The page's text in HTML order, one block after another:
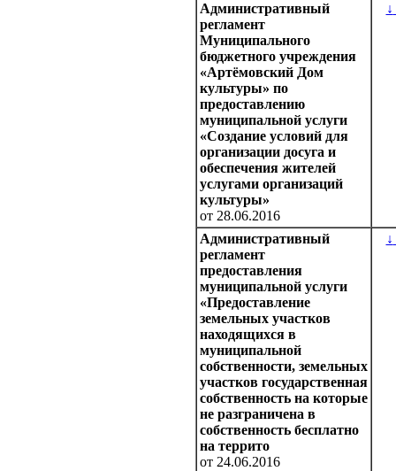
Административный
регламент
Муниципального
бюджетного учреждения
«Артёмовский Дом
культуры» по
предоставлению
муниципальной услуги
«Создание условий для
организации досуга и
обеспечения жителей
услугами организаций
культуры»
от 28.06.2016
↓
Административный
регламент
предоставления
муниципальной услуги
«Предоставление
земельных участков
находящихся в
муниципальной
собственности, земельных
участков государственная
собственность на которые
не разграничена в
собственность бесплатно
на террито
от 24.06.2016
↓